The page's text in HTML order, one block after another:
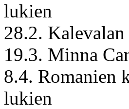
lukien
28.2.
19.3. Minna
8.4. Romanien
lukien